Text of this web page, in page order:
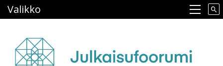
pääsisältöön
Main navigation
Valikko